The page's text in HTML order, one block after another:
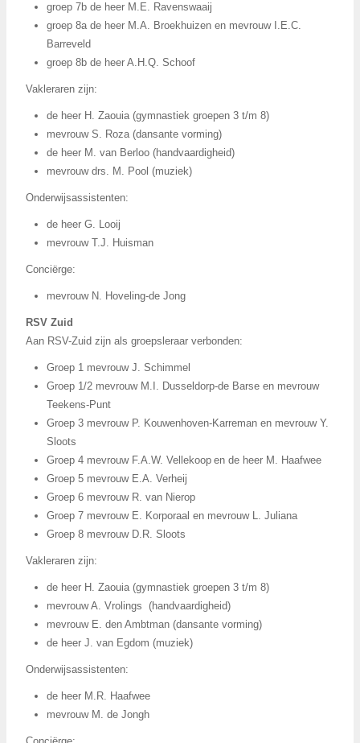
groep 7b de heer M.E. Ravenswaaij
groep 8a de heer M.A. Broekhuizen en mevrouw I.E.C.
Barreveld
groep 8b de heer A.H.Q. Schoof
Vakleraren zijn:
de heer H. Zaouia (gymnastiek groepen 3 t/m 8)
mevrouw S. Roza (dansante vorming)
de heer M. van Berloo (handvaardigheid)
mevrouw drs. M. Pool (muziek)
Onderwijsassistenten:
de heer G. Looij
mevrouw T.J. Huisman
Conciërge:
mevrouw N. Hoveling-de Jong
RSV Zuid
Aan RSV-Zuid zijn als groepsleraar verbonden:
Groep 1 mevrouw J. Schimmel
Groep 1/2 mevrouw M.I. Dusseldorp-de Barse en mevrouw
Teekens-Punt
Groep 3 mevrouw P. Kouwenhoven-Karreman en mevrouw Y.
Sloots
Groep 4 mevrouw F.A.W. Vellekoop en de heer M. Haafwee
Groep 5 mevrouw E.A. Verheij
Groep 6 mevrouw R. van Nierop
Groep 7 mevrouw E. Korporaal en mevrouw L. Juliana
Groep 8 mevrouw D.R. Sloots
Vakleraren zijn:
de heer H. Zaouia (gymnastiek groepen 3 t/m 8)
mevrouw A. Vrolings (handvaardigheid)
mevrouw E. den Ambtman (dansante vorming)
de heer J. van Egdom (muziek)
Onderwijsassistenten:
de heer M.R. Haafwee
mevrouw M. de Jongh